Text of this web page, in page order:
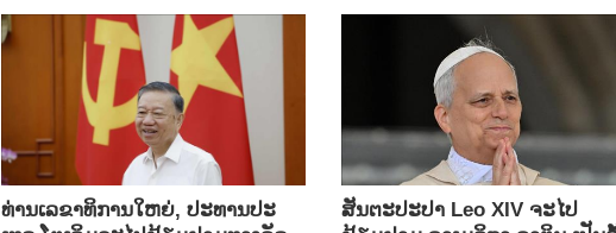
ທ່ານ​ເລ​ຂາ​ທິ​ການ​ໃຫຍ່, ປ​ະ​ທານ​ປະ​
ສັນຕະປະປາ Leo XIV ຈະໄປ